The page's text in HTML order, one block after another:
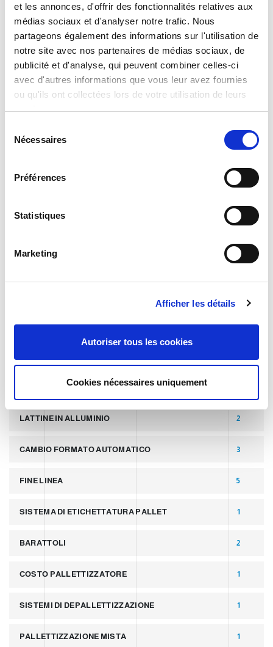
et les annonces, d'offrir des fonctionnalités relatives aux
médias sociaux et d'analyser notre trafic. Nous
partageons également des informations sur l'utilisation de
notre site avec nos partenaires de médias sociaux, de
publicité et d'analyse, qui peuvent combiner celles-ci
avec d'autres informations que vous leur avez fournies
ou qu'ils ont collectées lors de votre utilisation de leurs
services.
m
Nécessaires
Préférences
Statistiques
Marketing
Afficher les détails
Autoriser tous les cookies
Cookies nécessaires uniquement
Clevertech Group
LES POSTES OUVERTS
AUGMENTENT. LES PROFILS
QUALIFIÉS NON.
CATEGORIE
JOURNAL
TAGS
SLIDER 2
LINEA PER PRODUZIONE DI LATTINE ALLUMINIO
LATTINE IN ALLUMINIO 2
CAMBIO FORMATO AUTOMATICO 3
FINE LINEA 5
SISTEMA DI ETICHETTATURA PALLET 1
BARATTOLI 2
COSTO PALLETTIZZATORE 1
SISTEMI DI DEPALLETTIZZAZIONE 1
PALLETTIZZAZIONE MISTA 1